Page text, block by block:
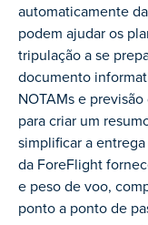
automaticamente
podem ajudar os
tripulação a se
documento
NOTAMs e
para criar um
simplificar a
da ForeFlight
e peso de voo,
ponto a ponto de